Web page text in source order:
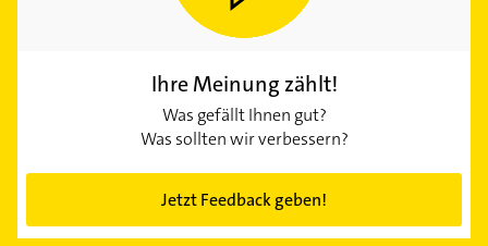
Ihre Meinung zählt!
Was gefällt Ihnen gut?
Was sollten wir verbessern?
Jetzt Feedback geben!